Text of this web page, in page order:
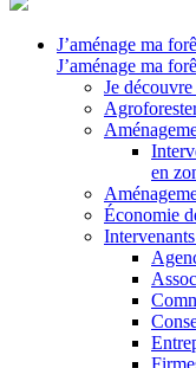
J’aménage ma
J’aménage ma
Je
en
Économie